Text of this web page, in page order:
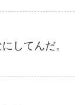
してんだ。